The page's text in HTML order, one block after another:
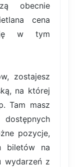
obecnie
cena
w tym
zostajesz
na której
Tam masz
pozycje,
biletów na
wydarzeń z